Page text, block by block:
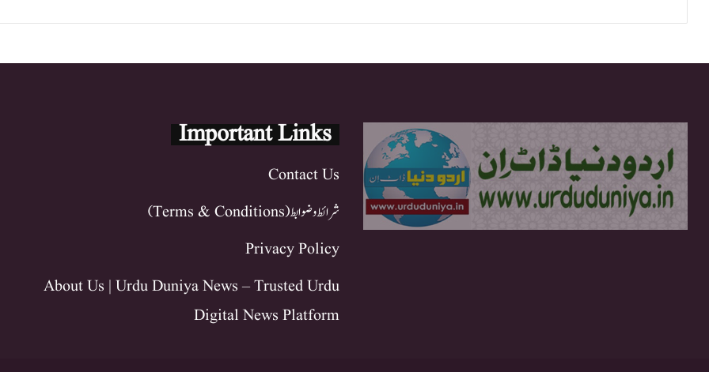
Important Links
Contact Us
شرائط و ضوابط (Terms & Conditions)
Privacy Policy
About Us | Urdu Duniya News – Trusted Urdu
Digital News Platform